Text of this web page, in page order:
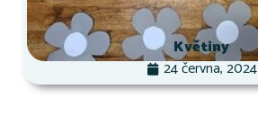
Květiny
24 června, 2024